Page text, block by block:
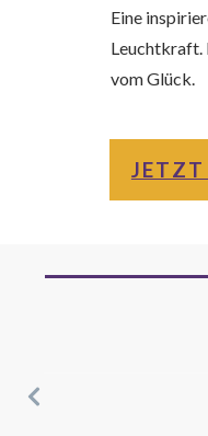
Eine
Leuchtkraft.
vom Glück.
JETZT